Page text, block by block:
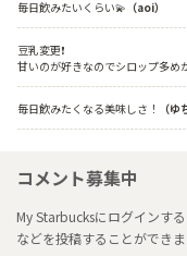
毎日飲みたいくらい💫 （aoi）
豆乳変更❗
甘いのが好きなのでシロップ多め
毎日飲みたくなる美味しさ！ （ゆ
コメント募集中
My Starbucksにログインす
などを投稿することができま